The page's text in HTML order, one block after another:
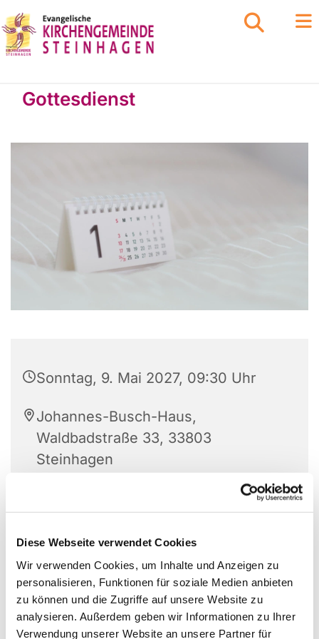
Diese Webseite verwendet Cookies
Wir verwenden Cookies, um Inhalte und Anzeigen zu
personalisieren, Funktionen für soziale Medien anbieten
zu können und die Zugriffe auf unsere Website zu
analysieren. Außerdem geben wir Informationen zu Ihrer
Verwendung unserer Website an unsere Partner für
Gottesdienst
Sonntag, 9. Mai 2027, 09:30 Uhr
Johannes-Busch-Haus,
Waldbadstraße 33, 33803
Steinhagen